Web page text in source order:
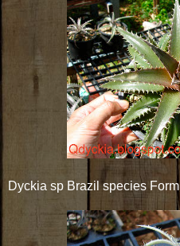
Dyckia sp Brazil species Form